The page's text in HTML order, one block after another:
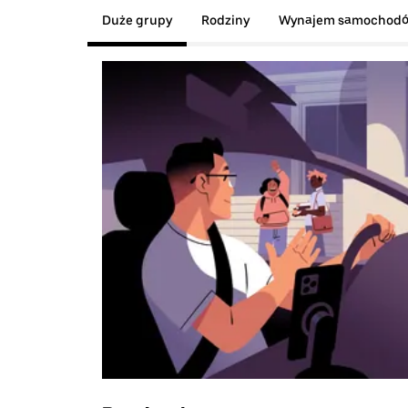
Duże grupy Rodziny Wynajem